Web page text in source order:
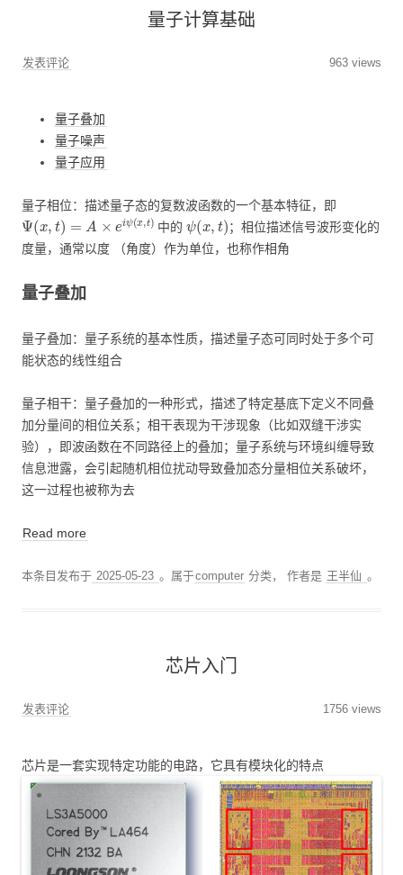
量子计算基础
发表评论 963 views
量子叠加
量子噪声
量子应用
量子相位：描述量子态的复数波函数的一个基本特征，即
Ψ ( )= e x,t) 中的 ψ ( ) ；相位描述信号波形变化的
度量，通常以度 （角度）作为单位，也称作相角
量子叠加
量子叠加：量子系统的基本性质，描述量子态可同时处于多个可
能状态的线性组合
量子相干：量子叠加的一种形式，描述了特定基底下定义不同叠
加分量间的相位关系；相干表现为干涉现象（比如双缝干涉实
验），即波函数在不同路径上的叠加；量子系统与环境纠缠导致
信息泄露，会引起随机相位扰动导致叠加态分量相位关系破坏，
这一过程也被称为去
Read more
本条目发布于 2025-05-23 。属于computer 分类，作者是 王半仙 。
芯片入门
发表评论 1756 views
芯片是一套实现特定功能的电路，它具有模块化的特点